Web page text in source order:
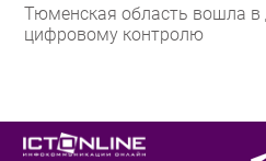
Тюменская область вошла в
цифровому контролю